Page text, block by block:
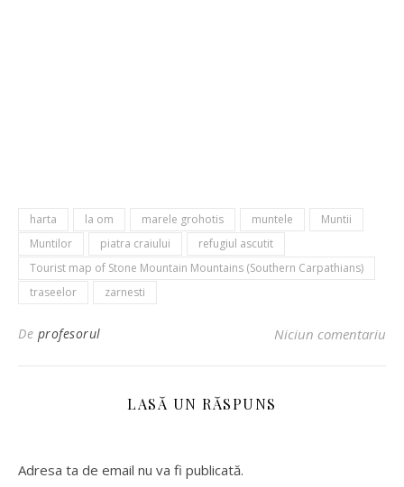
harta la om marele grohotis muntele
Muntii
Muntilor
piatra craiului
refugiul ascutit
Tourist map of Stone Mountain Mountains (Southern Carpathians)
traseelor
zarnesti
De profesorul Niciun comentariu
LASĂ UN RĂSPUNS
Adresa ta de email nu va fi publicată.